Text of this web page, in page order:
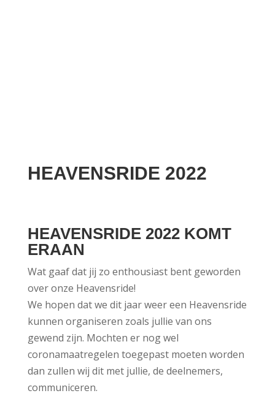
HEAVENSRIDE 2022
HEAVENSRIDE 2022 KOMT
ERAAN
Wat gaaf dat jij zo enthousiast bent geworden
over onze Heavensride!
We hopen dat we dit jaar weer een Heavensride
kunnen organiseren zoals jullie van ons
gewend zijn. Mochten er nog wel
coronamaatregelen toegepast moeten worden
dan zullen wij dit met jullie, de deelnemers,
communiceren.